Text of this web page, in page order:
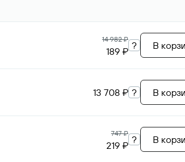
14 982 ₽
189 ₽ ? В
13 708 ₽ ? В
747 ₽
219 ₽ ? В